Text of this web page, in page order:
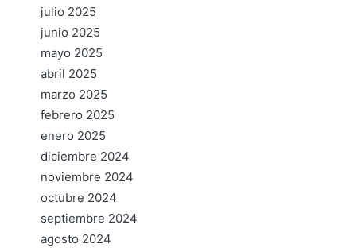
julio 2025
junio 2025
mayo 2025
abril 2025
marzo 2025
febrero 2025
enero 2025
diciembre 2024
noviembre 2024
octubre 2024
septiembre 2024
agosto 2024